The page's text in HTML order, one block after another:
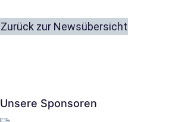
Zurück zur Newsübersicht
Unsere Sponsoren